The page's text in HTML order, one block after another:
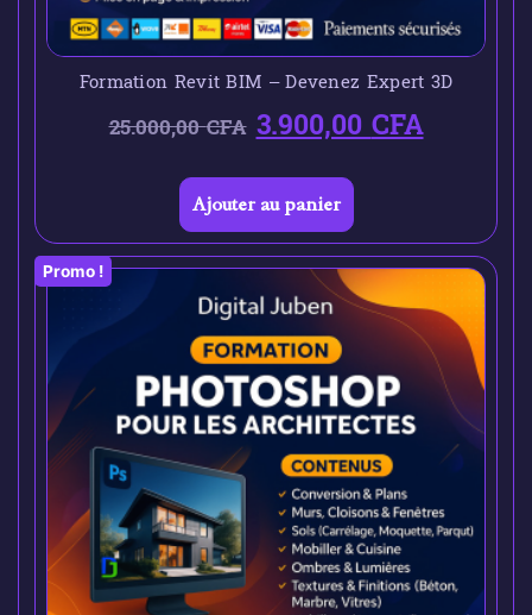
Formation Revit BIM – Devenez Expert 3D
25.000,00CFA 3.900,00CFA
Ajouter au panier
Promo !